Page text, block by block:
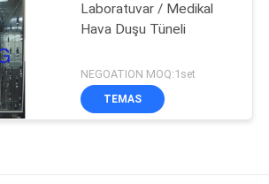
Laboratuvar / Medikal
Hava Duşu Tüneli
NEGOATION MOQ:1set
TEMAS